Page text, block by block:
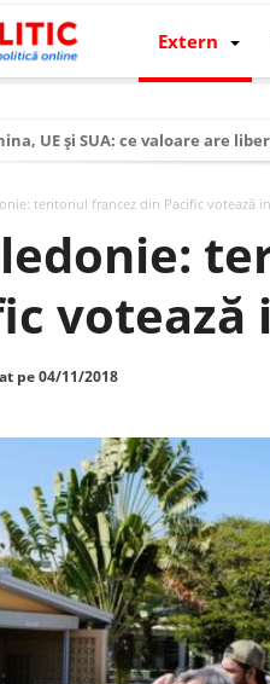
Extern
UE și SUA: ce valoare are
economic al Chinei: cum a
economic al Rusiei: de ce
obosit și Estul care
României în Uniunea
minții prin nanoparticule
dezvoltă un nou cip AI
teritoriul francez din Pacific votează
votează
pe04/11/2018